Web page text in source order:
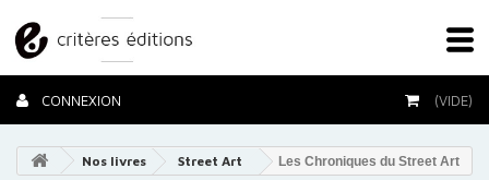
CONNEXION (VIDE)
Nos livres Street Art Les Chroniques du Street Art